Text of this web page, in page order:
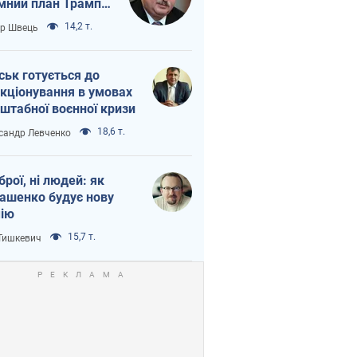
план Трампа
Швець 14,2 т.
готується до
в умовах
воєнної кризи
Левченко 18,6 т.
ні людей: як
будує нову
15,7 т.